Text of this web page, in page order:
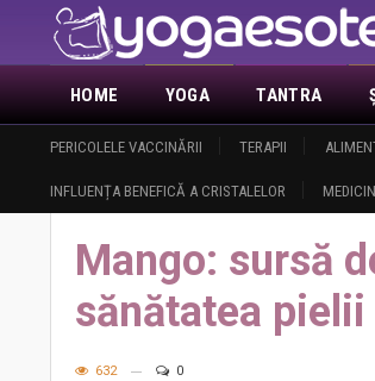
HOME
ACTUALITATE DEMASCAREA MASONERIEI
YOGA TANTRA
PERICOLELE VACCINĂRII TERAPII
INFLUENȚA BENEFICĂ A CRISTALELOR
Home Sănătate Alimentaţie sănătoasă
Mango: sursă
sănătatea pielii
632 0